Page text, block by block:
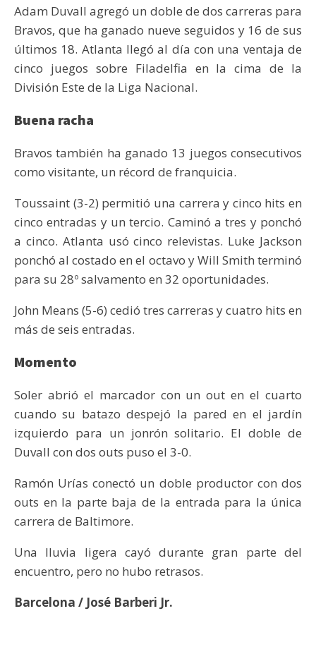
Adam Duvall agregó un doble de dos carreras para
Bravos, que ha ganado nueve seguidos y 16 de sus
últimos 18. Atlanta llegó al día con una ventaja de
cinco juegos sobre Filadelfia en la cima de la
División Este de la Liga Nacional.
Buena racha
Bravos también ha ganado 13 juegos consecutivos
como visitante, un récord de franquicia.
Toussaint (3-2) permitió una carrera y cinco hits en
cinco entradas y un tercio. Caminó a tres y ponchó
a cinco. Atlanta usó cinco relevistas. Luke Jackson
ponchó al costado en el octavo y Will Smith terminó
para su 28º salvamento en 32 oportunidades.
John Means (5-6) cedió tres carreras y cuatro hits en
más de seis entradas.
Momento
Soler abrió el marcador con un out en el cuarto
cuando su batazo despejó la pared en el jardín
izquierdo para un jonrón solitario. El doble de
Duvall con dos outs puso el 3-0.
Ramón Urías conectó un doble productor con dos
outs en la parte baja de la entrada para la única
carrera de Baltimore.
Una lluvia ligera cayó durante gran parte del
encuentro, pero no hubo retrasos.
Barcelona / José Barberi Jr.